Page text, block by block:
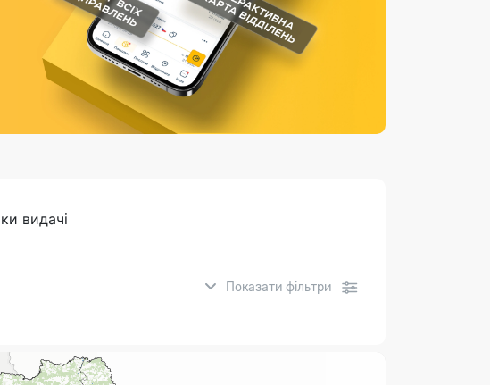
Страхові послуги
Каталог «Укрпошта Маркет»
видачі
Показати фільтри
Фінансові послуги: